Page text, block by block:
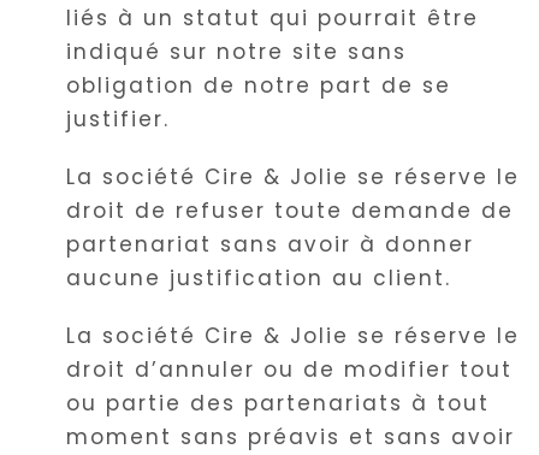
liés à un statut qui pourrait être
indiqué sur notre site sans
obligation de notre part de se
justifier.
La société Cire & Jolie se réserve le
droit de refuser toute demande de
partenariat sans avoir à donner
aucune justification au client.
La société Cire & Jolie se réserve le
droit d’annuler ou de modifier tout
ou partie des partenariats à tout
moment sans préavis et sans avoir